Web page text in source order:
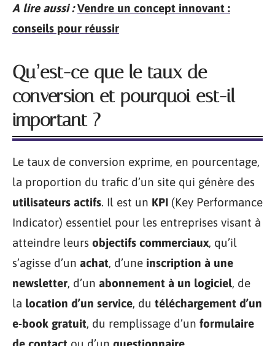
A lire aussi : Vendre un concept innovant :
conseils pour réussir
Qu’est-ce que le taux de
conversion et pourquoi est-il
important ?
Le taux de conversion exprime, en pourcentage,
la proportion du trafic d’un site qui génère des
utilisateurs actifs. Il est un KPI (Key Performance
Indicator) essentiel pour les entreprises visant à
atteindre leurs objectifs commerciaux, qu’il
s’agisse d’un achat, d’une inscription à une
newsletter, d’un abonnement à un logiciel, de
la location d’un service, du téléchargement d’un
e-book gratuit, du remplissage d’un formulaire
de contact ou d’un questionnaire